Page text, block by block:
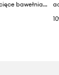
Mayoral legginsy dziecięce bawełniane z elastanem